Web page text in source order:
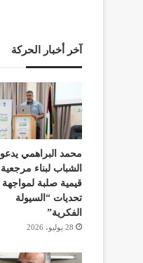
آخر أخبار الحركة
محمد البراهمي يدعو
الشباب لبناء مرجعية
قيمية صلبة لمواجهة
تحديات “السيولة
الفكرية”
28 يوليو، 2026